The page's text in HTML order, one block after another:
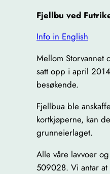
Fjellbu ved
Info in English
Mellom Storvannet
satt opp i april
besøkende.
Fjellbua ble
kortkjøperne, kan
grunneierlaget.
Alle våre lavvoer
509028. Vi antar